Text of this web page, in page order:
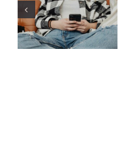
at øge
synligheden
af
Facebook-